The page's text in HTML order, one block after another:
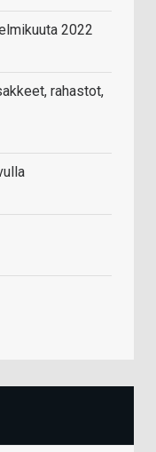
2022
rahastot,